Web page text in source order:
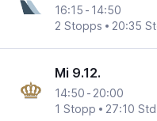
16:15 - 14:50
2 Stopps
20:35
Mi 9.12.
14:50 - 20:00
1 Stopp
27:10